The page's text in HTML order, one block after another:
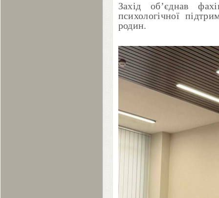
Захід об’єднав
психологічної
родин.